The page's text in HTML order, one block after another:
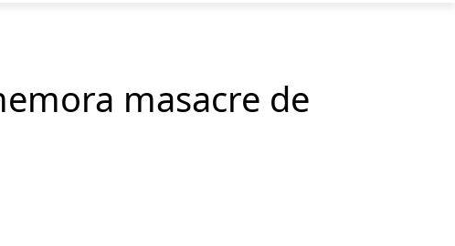
masacre de